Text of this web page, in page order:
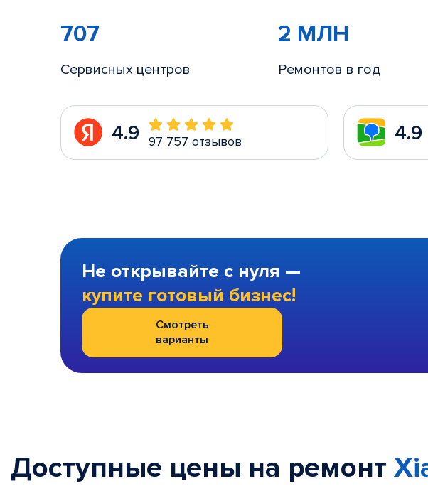
707
Сервисных центров
2 МЛН
Ремонтов в год
4.9 97 757 отзывов 4.9
Не открывайте с нуля —
купите готовый бизнес!
Смотреть
варианты
Доступные цены на ремонт